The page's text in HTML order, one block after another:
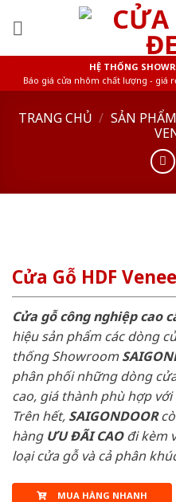
HỆ THỐNG
Báo giá cửa nhôm chất lượng - giá
TRANG CHỦ / SẢN PHẨM
Cửa Gỗ HDF
Cửa gỗ công nghiệp cao
hiệu sản phẩm các dòng
thống Showroom
phân phối những dòng
cao, giá thành phù hợp
Trên hết, SAIGONDOOR
hàng ƯU ĐÃI CAOđi kèm
loại cửa gỗ và cả phân
MUA HÀNG NHANH